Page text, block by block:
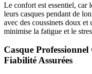
Le confort est essentiel, car
leurs casques pendant de
avec des coussinets doux
minimise la fatigue et le
Casque
Fiabilité Assurées